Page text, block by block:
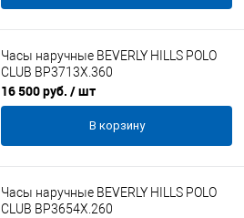
Часы наручные BEVERLY HILLS POLO
CLUB BP3713X.360
16 500 руб. / шт
В корзину
Часы наручные BEVERLY HILLS POLO
CLUB BP3654X.260